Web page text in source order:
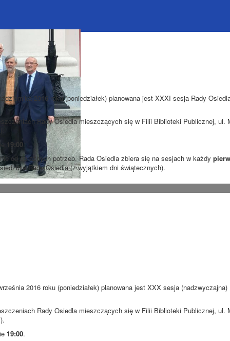
2016 roku (poniedziałek) planowana jest XXXI sesja Rady
Rady Osiedla mieszczących się w Filii Biblioteki Publicznej, ul.
19:00
od doraźnych potrzeb, Rada Osiedla zbiera się na sesjach w każdy
Rady Osiedla (z wyjątkiem dni świątecznych).
2016 roku (poniedziałek) planowana jest XXX sesja
Rady Osiedla mieszczących się w Filii Biblioteki Publicznej, ul.
19:00.